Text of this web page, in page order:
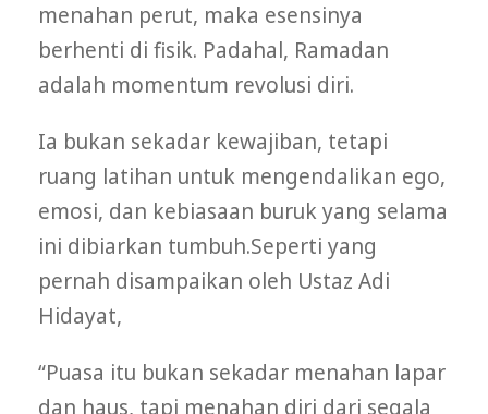
menahan perut, maka esensinya
berhenti di fisik. Padahal, Ramadan
adalah momentum revolusi diri.
Ia bukan sekadar kewajiban, tetapi
ruang latihan untuk mengendalikan ego,
emosi, dan kebiasaan buruk yang selama
ini dibiarkan tumbuh.Seperti yang
pernah disampaikan oleh Ustaz Adi
Hidayat,
“Puasa itu bukan sekadar menahan lapar
dan haus, tapi menahan diri dari segala